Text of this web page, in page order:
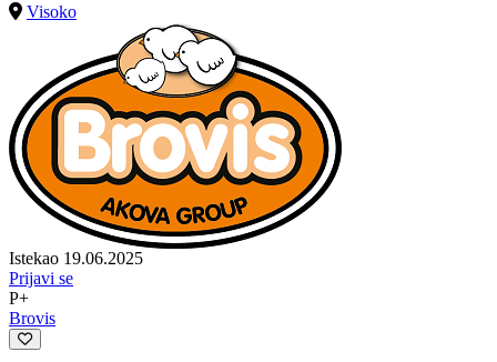
Visoko
Istekao 19.06.2025
Prijavi se
P+
Brovis